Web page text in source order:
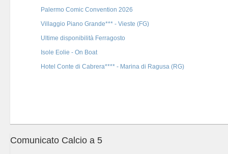
Palermo Comic Convention 2026
Villaggio Piano Grande*** - Vieste (FG)
Ultime disponibilità Ferragosto
Isole Eolie - On Boat
Hotel Conte di Cabrera**** - Marina di Ragusa (RG)
Comunicato Calcio a 5